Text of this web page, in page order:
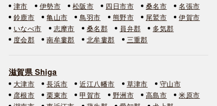
津市 伊勢市 松阪市 四日市市 桑名市
名張市
鈴鹿市
亀山市 鳥羽市 熊野市 尾鷲市
伊賀市
いなべ市
志摩市 桑名郡 員弁郡
多気郡
度会郡
南牟婁郡 北牟婁郡 三重郡
滋賀県 Shiga
大津市 長浜市 近江八幡市 草津市
守山市
彦根市
栗東市 甲賀市 野洲市 高島市
米原市